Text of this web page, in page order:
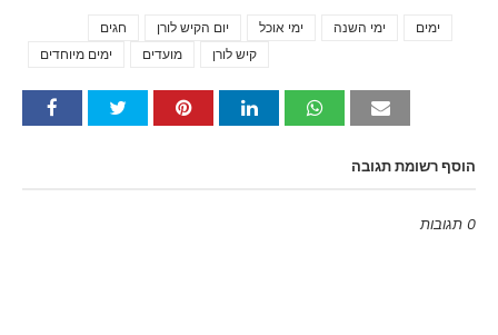
חגים יום הקיש לורן ימי אוכל ימי השנה
ימים
ימים מיוחדים
מועדים קיש לורן
הוסף רשומת תגובה
0 תגובות